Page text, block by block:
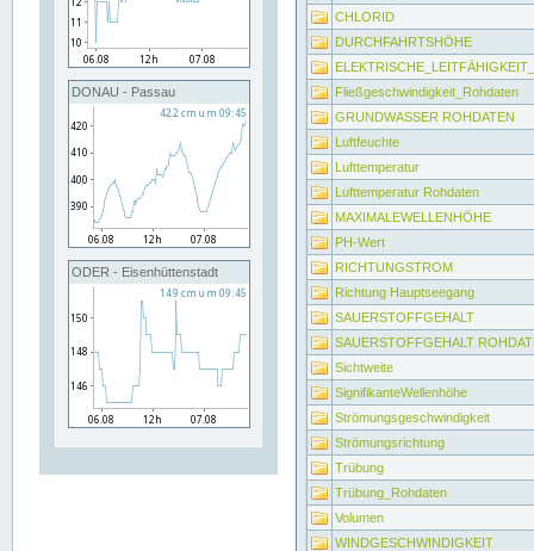
DONAU - Passau
ODER - Eisenhüttenstadt
CHLORID
DURCHFAHRTSHÖHE
Fließgeschwindigkeit_Rohdaten
GRUNDWASSER ROHDATEN
Luftfeuchte
Lufttemperatur
Lufttemperatur Rohdaten
MAXIMALEWELLENHÖHE
PH-Wert
RICHTUNGSTROM
Richtung Hauptseegang
SAUERSTOFFGEHALT
SAUERSTOFFGEHALT
Sichtweite
SignifikanteWellenhöhe
Strömungsgeschwindigkeit
Strömungsrichtung
Trübung
Trübung_Rohdaten
Volumen
WINDGESCHWINDIGKEIT